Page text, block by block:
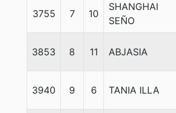
3755 7 10
SHANGHAI
SEÑO
3853 8 11 ABJASIA
3940 9 6 TANIA ILLA